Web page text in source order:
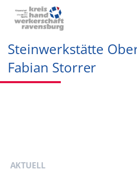
Steinwerkstätte
Fabian Storrer
AKTUELL